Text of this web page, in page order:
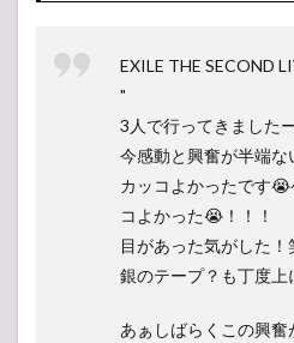
EXILE THE SECOND
"
3人で行ってきました
今感動と興奮が半端な
カッコよかったです
コよかった😭！！！
目があった気がした！
銀のテープ？も丁度上
あぁしばらくこの興